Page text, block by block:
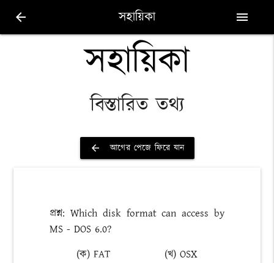
arrow_back সহায়িকা menu
সহায়িকা
বিস্তারিত তথ্য
arrow_back আগের পেজে ফিরে যান
প্রশ্ন: Which disk format can access by
MS - DOS 6.0?
(ক) FAT
(খ) OSX